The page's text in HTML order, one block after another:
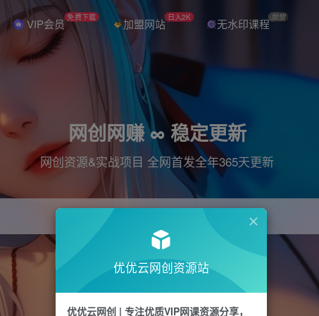
VIP会员 免费下载 加盟网站 日入2K 无水印课程 加盟
网创网赚 ∞ 稳定更新
网创资源&实战项目 全网首发全年365天更新
引流 直播 电商 剪辑
优优云网创资源站
优优云网创 | 专注优质VIP网课资源分享，